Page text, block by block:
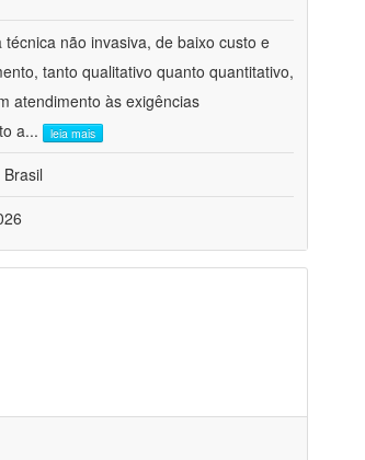
não invasiva, de baixo custo e
tanto qualitativo quanto quantitativo,
atendimento às exigências
a... leia mais